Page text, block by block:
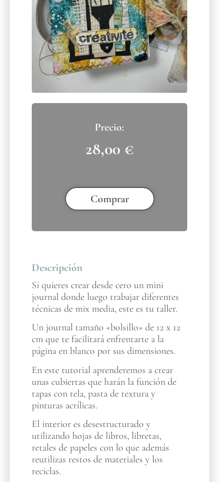
28,00 €
Comprar
Descripción
Si quieres crear desde cero un mini
journal donde luego trabajar diferentes
técnicas de mix media, este es tu taller.
Un journal tamaño «bolsillo» de 12 x 12
cm que te facilitará enfrentarte a la
página en blanco por sus dimensiones.
En este tutorial aprenderemos a crear
unas cubiertas que harán la función de
tapas con tela, pasta de textura y
pinturas acrílicas.
El interior es desestructurado y
utilizando hojas de libros, libretas,
retales de papeles con lo que además
reutilizas restos de materiales y los
reciclas.